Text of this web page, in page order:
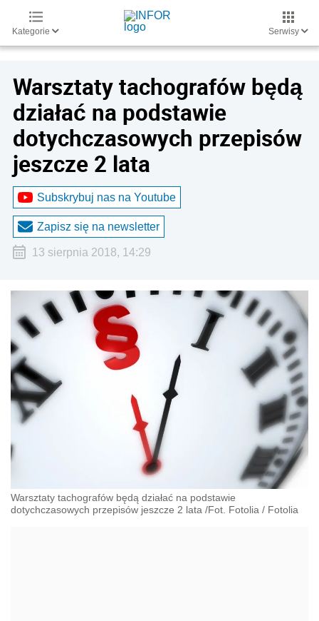
Kategorie Serwisy
Warsztaty tachografów będą
działać na podstawie
dotychczasowych przepisów
jeszcze 2 lata
Subskrybuj nas na Youtube
Zapisz się na newsletter
13 sierpnia 2018, 14:29
Warsztaty tachografów będą działać na podstawie
dotychczasowych przepisów jeszcze 2 lata /Fot. Fotolia / Fotolia